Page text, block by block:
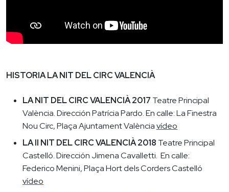
HISTORIA LA NIT DEL CIRC VALENCIÀ
LA NIT DEL CIRC VALENCIÀ 2017 Teatre Principal
València. Dirección Patrícia Pardo. En calle: La Finestra
Nou Circ, Plaça Ajuntament Valènciavídeo
LA II NIT DEL CIRC VALENCIÀ 2018 Teatre Principal
Castelló. Dirección Jimena Cavalletti. En calle:
Federico Menini, Plaça Hort dels Corders Castelló
vídeo